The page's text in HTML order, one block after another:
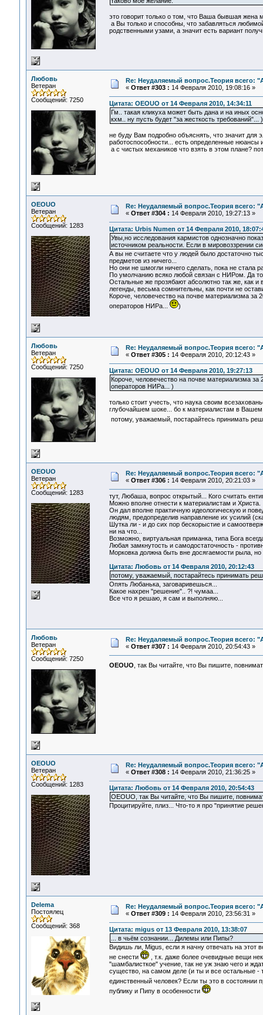
это говорит только о том, что Ваша бывшая жена
а Вы только и способны, что забавляться
родственными узами, а значит есть вариант
Любовь
Ветеран
Сообщений: 7250
Re: Неудаляемый вопрос.Теория всего:
« Ответ #303 : 14 Февраля 2010, 19:08:16 »
Цитата: OEOUO от 14 Февраля 2010, 14:34:11
Гм.. такая кликуха может быть дана и на иных
кхм.. ну пусть будет "за жесткость требований"...
не буду Вам подробно объяснять, что значит для
работоспособности... есть определенные
а с чистых механиков что взять в этом плане?
OEOUO
Ветеран
Сообщений: 1283
Re: Неудаляемый вопрос.Теория всего:
« Ответ #304 : 14 Февраля 2010, 19:27:13 »
Цитата: Urbis Numen от 14 Февраля 2010,
Увы,но исследования кармистов однозначно
источником реальности. Если в мировоззрении
А вы не считаете что у людей было достаточно
предметов из ничего...
Но они не шмогли ничего сделать, пока не стала
По умолчанию всяко любой связан с НИРом. Да
Остальные же прозябают абсолютно так же, как
легенды, весьма сомнительны, как почти не
Короче, человечество на почве материализма за
операторов НИРа...
)
Любовь
Ветеран
Сообщений: 7250
Re: Неудаляемый вопрос.Теория всего:
« Ответ #305 : 14 Февраля 2010, 20:12:43 »
Цитата: OEOUO от 14 Февраля 2010, 19:27:13
Короче, человечество на почве материализма
операторов НИРа... )
только стоит учесть, что наука своим
глубочайшем шоке... бо к материалистам в Вашем
потому, уважаемый, постарайтесь принимать
OEOUO
Ветеран
Сообщений: 1283
Re: Неудаляемый вопрос.Теория всего:
« Ответ #306 : 14 Февраля 2010, 20:21:03 »
тут, Любаша, вопрос открытый... Кого считать
Можно вполне отнести к материалистам и Христа.
Он дал вполне практичную идеологическую и
людям, предопределив направление их усилий
Шутка ли - и до сих пор бескорыстие и
ни на что...
Возможно, виртуальная приманка, типа Бога
Любая замкнутость и самодостаточность -
Морковка должна быть вне досягаемости рыла,
Цитата: Любовь от 14 Февраля 2010, 20:12:43
потому, уважаемый, постарайтесь принимать
Опять Любанька, заговаривешься...
Какое нахрен "решение".. ?! чумаа...
Все что я решаю, я сам и выполняю...
Любовь
Ветеран
Сообщений: 7250
Re: Неудаляемый вопрос.Теория всего:
« Ответ #307 : 14 Февраля 2010, 20:54:43 »
OEOUO , так Вы читайте, что Вы пишите,
OEOUO
Ветеран
Сообщений: 1283
Re: Неудаляемый вопрос.Теория всего:
« Ответ #308 : 14 Февраля 2010, 21:36:25 »
Цитата: Любовь от 14 Февраля 2010, 20:54:43
OEOUO, так Вы читайте, что Вы пишите,
Процитируйте, плиз... Что-то я про "принятие
Delema
Постоялец
Сообщений: 368
Re: Неудаляемый вопрос.Теория всего:
« Ответ #309 : 14 Февраля 2010, 23:56:31 »
Цитата: migus от 13 Февраля 2010, 13:38:07
... в чьём сознании... Дилемы или Пипы?
Видишь ли, Migus, если я начну отвечать на этот
не снести
, т.к. даже более очевидные вещи
"шамбалисткое" учение, так не уж знаю чего и
существо, на самом деле (и ты и все остальные -
единственный человек? Если ты это в состоянии
публику и Пипу в особенности